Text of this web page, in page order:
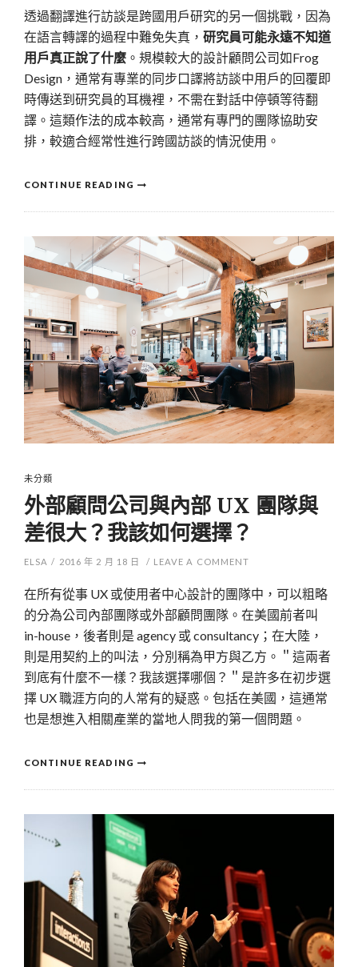
透過翻譯進行訪談是跨國用戶研究的另一個挑戰，因為
在語言轉譯的過程中難免失真， 研究員可能永遠不知道
用戶真正說了什麼 。規模較大的設計顧問公司如Frog
Design，通常有專業的同步口譯將訪談中用戶的回覆即
時傳送到研究員的耳機裡，不需在對話中停頓等待翻
譯。這類作法的成本較高，通常有專門的團隊協助安
排，較適合經常性進行跨國訪談的情況使用。
CONTINUE READING
未分類
外部顧問公司與內部 UX 團隊與
差很大？我該如何選擇？
ELSA / 2016 年 2 月 18 日 / LEAVE A COMMENT
在所有從事 UX 或使用者中心設計的團隊中，可以粗略
的分為公司內部團隊或外部顧問團隊。在美國前者叫
in-house，後者則是 agency 或 consultancy；在大陸，
則是用契約上的叫法，分別稱為甲方與乙方。＂這兩者
到底有什麼不一樣？我該選擇哪個？＂是許多在初步選
擇 UX 職涯方向的人常有的疑惑。包括在美國，這通常
也是想進入相關產業的當地人問我的第一個問題。
CONTINUE READING